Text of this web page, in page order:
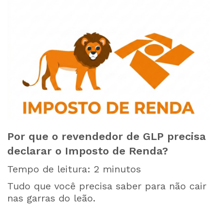
Por que o revendedor de GLP precisa
declarar o Imposto de Renda?
Tempo de leitura: 2 minutos
Tudo que você precisa saber para não cair
nas garras do leão.